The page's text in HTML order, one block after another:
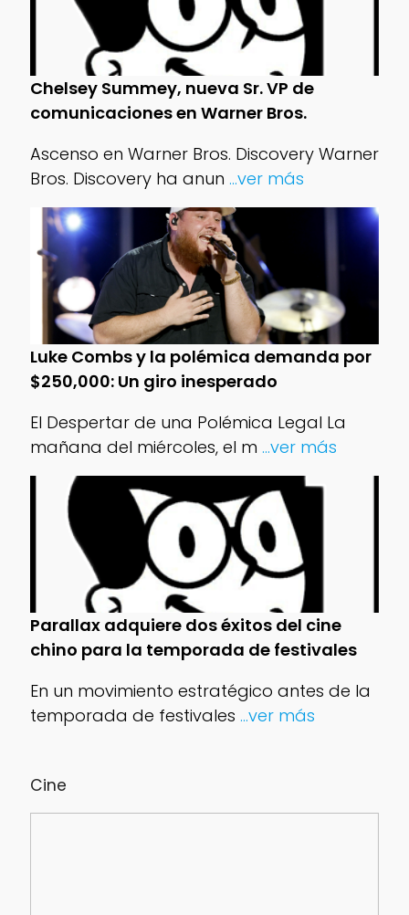
Cine
Chelsey Summey, nueva Sr. VP de
comunicaciones en Warner Bros.
Ascenso en Warner Bros. Discovery Warner
Bros. Discovery ha anun ...ver más
Luke Combs y la polémica demanda por
$250,000: Un giro inesperado
El Despertar de una Polémica Legal La
mañana del miércoles, el m ...ver más
Parallax adquiere dos éxitos del cine
chino para la temporada de festivales
En un movimiento estratégico antes de la
temporada de festivales ...ver más